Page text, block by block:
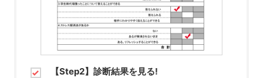
【Step2】診断結果を見る!